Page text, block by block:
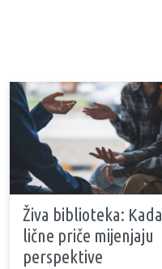
Živa biblioteka: Kada
lične priče mijenjaju
perspektive